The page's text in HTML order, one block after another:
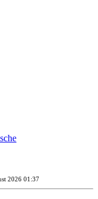
2026 01:37